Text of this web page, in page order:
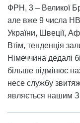
ФРН, 3 – Великої
але вже 9 числа НВ
України, Швеції,
Втім, тенденція
Німеччина дедалі
більше підмінює
несе службу
являється нашим